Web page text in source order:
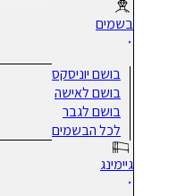
בשמים
בושם יוניסקס
בושם לאישה
בושם לגבר
לכל הבשמים
גיימינג